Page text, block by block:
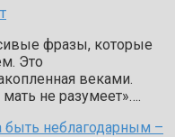
фразы, которые
Это
веками.
не разумеет»….